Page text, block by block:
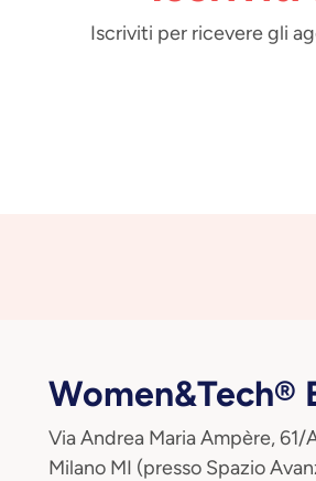
Iscriviti per ricevere gli
Women&Tech®
Via Andrea Maria Ampère, 61/
Milano MI (presso Spazio